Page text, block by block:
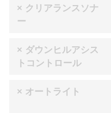
× クリアランスソナ
ー
× ダウンヒルアシス
トコントロール
× オートライト